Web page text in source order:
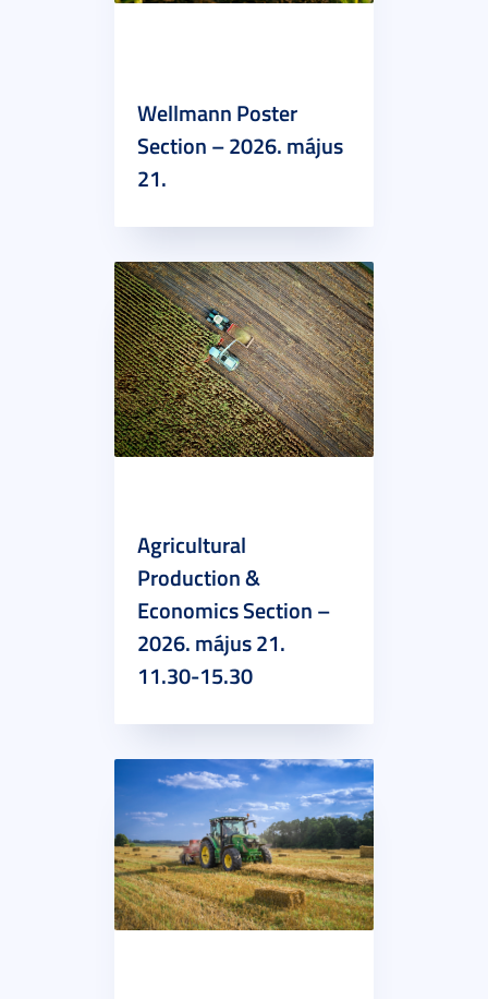
Wellmann Poster
Section – 2026. május
21.
Agricultural
Production &
Economics Section –
2026. május 21.
11.30-15.30